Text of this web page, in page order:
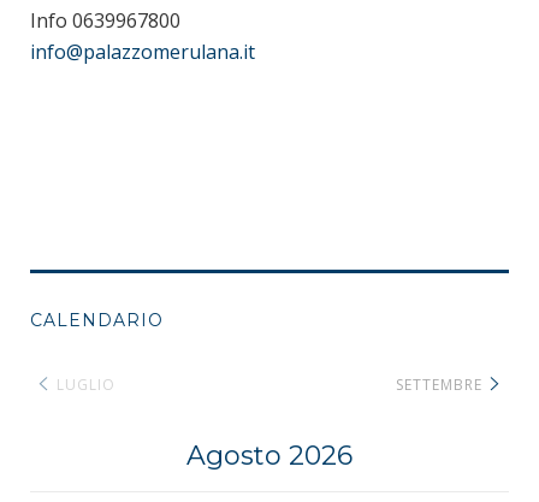
Info 0639967800
info@palazzomerulana.it
CALENDARIO
LUGLIO
Agosto 2026
SETTEMBRE